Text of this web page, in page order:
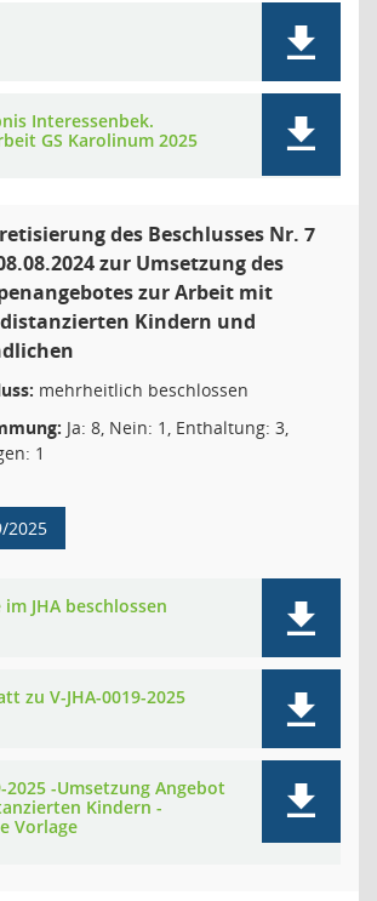
Interessenbek.
GS Karolinum 2025
des Beschlusses Nr. 7
zur Umsetzung des
zur Arbeit mit
Kindern und
mehrheitlich beschlossen
Ja: 8, Nein: 1, Enthaltung: 3,
1
2025
JHA beschlossen
zu V-JHA-0019-2025
2025 -Umsetzung Angebot
Kindern -
Vorlage